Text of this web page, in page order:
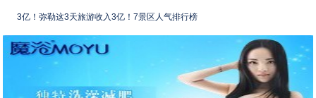
3亿！弥勒这3天旅游收入3亿！7景区人气排行榜